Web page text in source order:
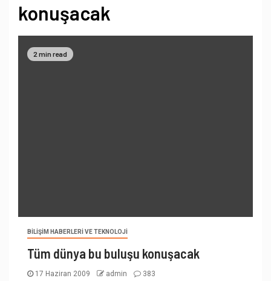
konuşacak
2 min read
BILIŞIM HABERLERI VE TEKNOLOJI
Tüm dünya bu buluşu konuşacak
17 Haziran 2009 admin 383